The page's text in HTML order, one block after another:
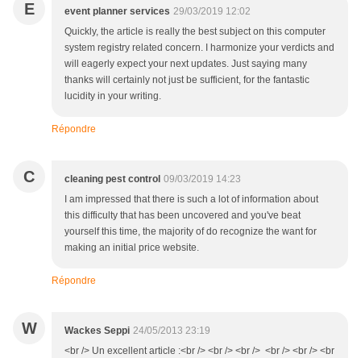
E event planner services 29/03/2019 12:02
Quickly, the article is really the best subject on this computer
system registry related concern. I harmonize your verdicts and
will eagerly expect your next updates. Just saying many
thanks will certainly not just be sufficient, for the fantastic
lucidity in your writing.
Répondre
C cleaning pest control 09/03/2019 14:23
I am impressed that there is such a lot of information about
this difficulty that has been uncovered and you've beat
yourself this time, the majority of do recognize the want for
making an initial price website.
Répondre
W Wackes Seppi 24/05/2013 23:19
<br /> Un excellent article :<br /> <br /> <br /> <br /> <br /> <br